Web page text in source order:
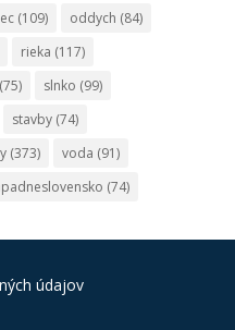
(109) oddych (84)
rieka (117)
(75) slnko (99)
stavby(74)
(373) voda (91)
(74)
údajov